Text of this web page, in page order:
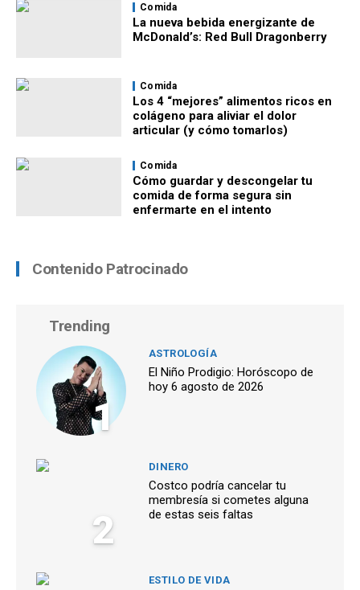
Comida
La nueva bebida energizante de
McDonald’s: Red Bull Dragonberry
Comida
Los 4 “mejores” alimentos ricos en
colágeno para aliviar el dolor
articular (y cómo tomarlos)
Comida
Cómo guardar y descongelar tu
comida de forma segura sin
enfermarte en el intento
Contenido Patrocinado
Trending
1
ASTROLOGÍA
El Niño Prodigio: Horóscopo de
hoy 6 agosto de 2026
2
DINERO
Costco podría cancelar tu
membresía si cometes alguna
de estas seis faltas
ESTILO DE VIDA